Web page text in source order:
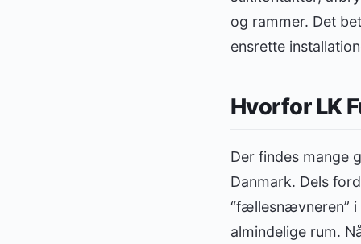
og rammer. Det
ensrette
Hvorfor LK
Der findes mange
Danmark. Dels
“fællesnævneren” i
almindelige rum.